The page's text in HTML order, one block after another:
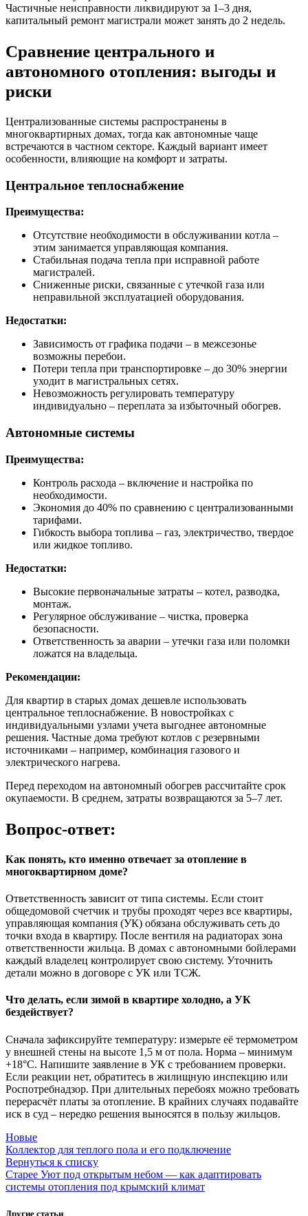
Частичные неисправности ликвидируют за 1–3 дня,
капитальный ремонт магистрали может занять до 2 недель.
Сравнение центрального и
автономного отопления: выгоды и
риски
Централизованные системы распространены в
многоквартирных домах, тогда как автономные чаще
встречаются в частном секторе. Каждый вариант имеет
особенности, влияющие на комфорт и затраты.
Центральное теплоснабжение
Преимущества:
Отсутствие необходимости в обслуживании котла –
этим занимается управляющая компания.
Стабильная подача тепла при исправной работе
магистралей.
Сниженные риски, связанные с утечкой газа или
неправильной эксплуатацией оборудования.
Недостатки:
Зависимость от графика подачи – в межсезонье
возможны перебои.
Потери тепла при транспортировке – до 30% энергии
уходит в магистральных сетях.
Невозможность регулировать температуру
индивидуально – переплата за избыточный обогрев.
Автономные системы
Преимущества:
Контроль расхода – включение и настройка по
необходимости.
Экономия до 40% по сравнению с централизованными
тарифами.
Гибкость выбора топлива – газ, электричество, твердое
или жидкое топливо.
Недостатки:
Высокие первоначальные затраты – котел, разводка,
монтаж.
Регулярное обслуживание – чистка, проверка
безопасности.
Ответственность за аварии – утечки газа или поломки
ложатся на владельца.
Рекомендации:
Для квартир в старых домах дешевле использовать
центральное теплоснабжение. В новостройках с
индивидуальными узлами учета выгоднее автономные
решения. Частные дома требуют котлов с резервными
источниками – например, комбинация газового и
электрического нагрева.
Перед переходом на автономный обогрев рассчитайте срок
окупаемости. В среднем, затраты возвращаются за 5–7 лет.
Вопрос-ответ:
Как понять, кто именно отвечает за отопление в
многоквартирном доме?
Ответственность зависит от типа системы. Если стоит
общедомовой счетчик и трубы проходят через все квартиры,
управляющая компания (УК) обязана обслуживать сеть до
точки входа в квартиру. После вентиля на радиаторах зона
ответственности жильца. В домах с автономными бойлерами
каждый владелец контролирует свою систему. Уточнить
детали можно в договоре с УК или ТСЖ.
Что делать, если зимой в квартире холодно, а УК
бездействует?
Сначала зафиксируйте температуру: измерьте её термометром
у внешней стены на высоте 1,5 м от пола. Норма – минимум
+18°C. Напишите заявление в УК с требованием проверки.
Если реакции нет, обратитесь в жилищную инспекцию или
Роспотребнадзор. При длительных перебоях можно требовать
перерасчёт платы за отопление. В крайних случаях подавайте
иск в суд – нередко решения выносятся в пользу жильцов.
Новые
Коллектор для теплого пола и его подключение
Вернуться к списку
Старее Уют под открытым небом — как адаптировать
системы отопления под крымский климат
Другие статьи